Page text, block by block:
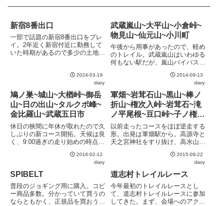
新宿8番出口
一部で話題の新宿8番出口をプレ
イ。2年近く新宿付近に勤務して
いた時期があるので多少の土地勘
進む新宿駅西口地下広場からどう
進むかが思案のしどころ。新宿副
都心4号街路地下道 (いわゆる...
2024-03-19
diary
武蔵嵐山~大平山~小倉峠~
物見山~仙元山~小川町
午後から用事があったので、軽め
のトレイル。武蔵嵐山はいわゆる
何もない駅だが、嵐山バイパス
ド店が多数あるので、必要なもの
があればそこで嵐山バイパスを横
切り、春日神社を経由して大平山
へ。低山ながら見晴らしは...
2014-09-13
diary
鳩ノ巣~城山~大楢峠~御岳
山~日の出山~タルクボ峰~
金比羅山~武蔵五日市
休日の狭間に年休が取れたので久
しぶりの新コース開拓。天候は良
く、9:00過ぎの走り始めの時点で
てすぐにウィンドブレーカーを脱
ぐ当初計画では越沢バットレス経
由で大楢峠に入る予定だったが、
2016-02-12
diary
軍畑~岩茸石山~黒山~棒ノ
折山~権次入峠~岩茸石~滝
ノ平尾根~豆口峠~子ノ権現
~吾野
以前走ったコースをほぼ逆走する
形。出発は軍畑駅から。高源寺と
天之宮神社をすり抜け、高水山へ
あり、結構な人出常福院の脇を駆
け上がると高水山のピーク。踏ま
ないルートも取れそうだったが縁
起物として踏んでおく岩茸石山
か...
2015-09-22
diary
SPIBELT
普段のジョギング用に購入。コピ
ー商品多数。分かっていて買うの
ならともかく、正規品を買おうと
道志村トレイルレース
今年最初のトレイルレースとし
て、道志村トレイルレースに参加
してきた。まず、会場へのアクセ